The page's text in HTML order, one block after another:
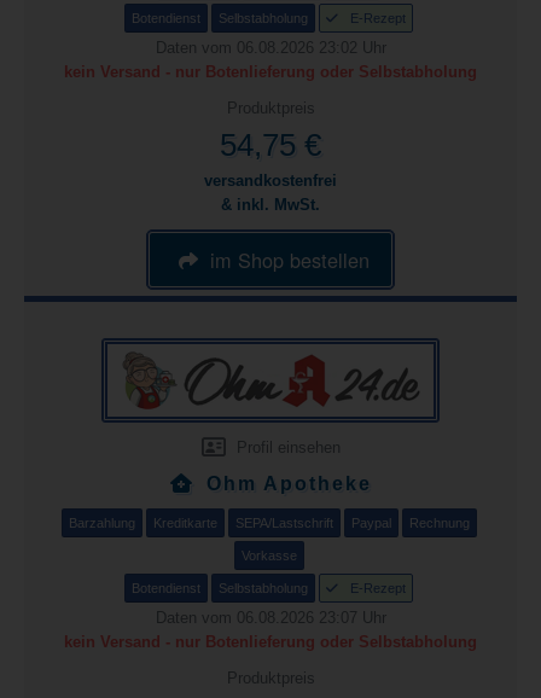
Botendienst Selbstabholung E-Rezept
Daten vom 06.08.2026 23:02 Uhr
kein Versand - nur Botenlieferung oder Selbstabholung
Produktpreis
54,75 €
versandkostenfrei
& inkl. MwSt.
im Shop bestellen
Profil einsehen
Ohm Apotheke
Barzahlung Kreditkarte SEPA/Lastschrift Paypal Rechnung
Vorkasse
Botendienst Selbstabholung E-Rezept
Daten vom 06.08.2026 23:07 Uhr
kein Versand - nur Botenlieferung oder Selbstabholung
Produktpreis